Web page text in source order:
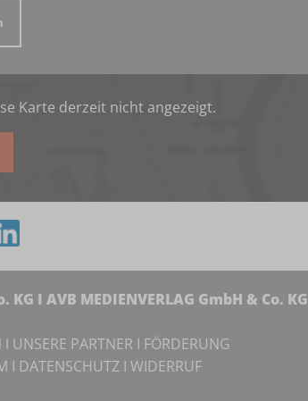
Karte derzeit nicht angezeigt.
I AVB MEDIENVERLAG GmbH & Co. KG
I UNSERE PARTNER I FÖRDERUNG
I DATENSCHUTZ I WIDERRUF